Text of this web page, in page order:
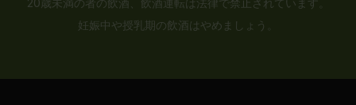
20歳未満の者の飲酒、飲酒運転は法律で禁止されています。
妊娠中や授乳期の飲酒はやめましょう。